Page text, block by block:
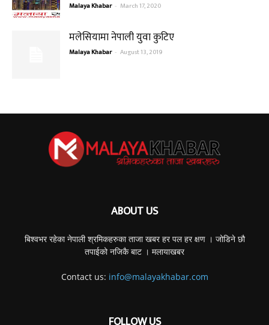
Malaya Khabar - March 17, 2020
मलेसियामा नेपाली युवा कुटिए
Malaya Khabar - August 13, 2019
ABOUT US
बिश्वभर रहेका नेपाली श्रमिकहरुका ताजा खबर हर पल हर क्षण । जोडिने छौ
तपाईको नजिकै बाट । मलायाखबर
Contact us: info@malayakhabar.com